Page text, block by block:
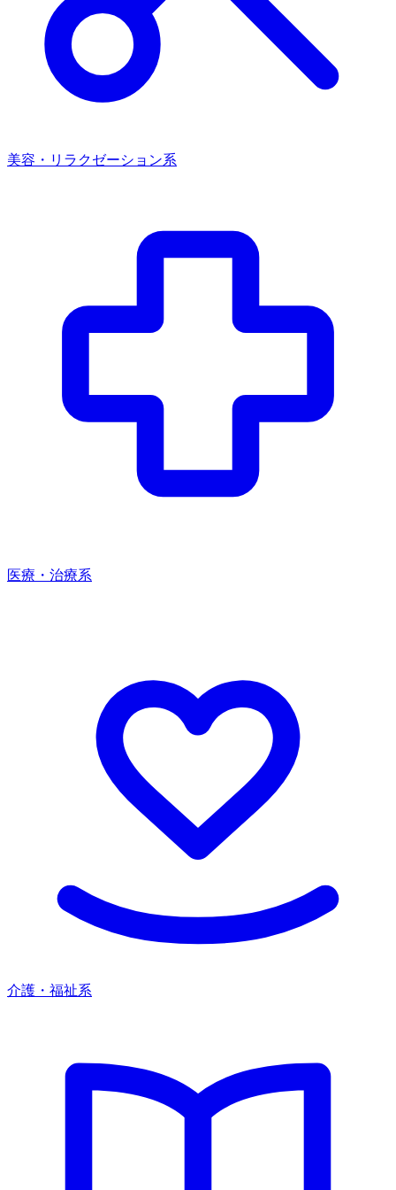
美容・リラクゼーション系
医療・治療系
介護・福祉系